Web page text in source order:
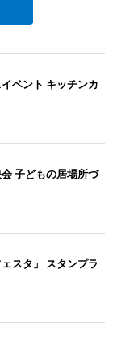
ベント キッチンカ
子どもの居場所づ
スタ」 スタンプラ